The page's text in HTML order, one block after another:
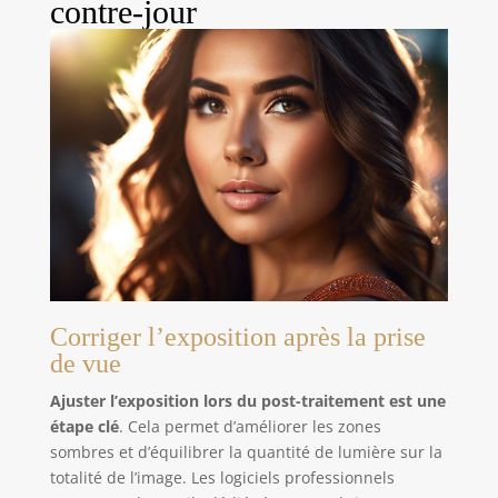
performances optimales.
contre-jour
Corriger l’exposition après la prise
de vue
Ajuster l’exposition lors du post-traitement est une
étape clé. Cela permet d’améliorer les zones
sombres et d’équilibrer la quantité de lumière sur la
totalité de l’image. Les logiciels professionnels